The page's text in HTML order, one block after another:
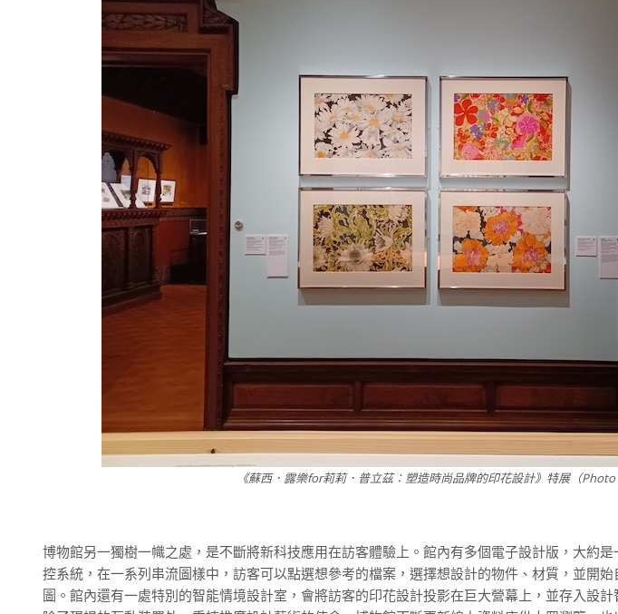
《蘇西．露樂for莉莉．普立茲：塑造時尚品牌的印花設計》特展（Photo
博物館另一獨樹一幟之處，是不斷將新科技應用在訪客體驗上。館內有多個電子設計版，大約
控系統，在一系列串流圖樣中，訪客可以點選想參考的檔案，選擇想設計的物件、材質，並開
圖。館內還有一處特別的智能情境設計室，會將訪客的印花設計投影在巨大營幕上，並存入設